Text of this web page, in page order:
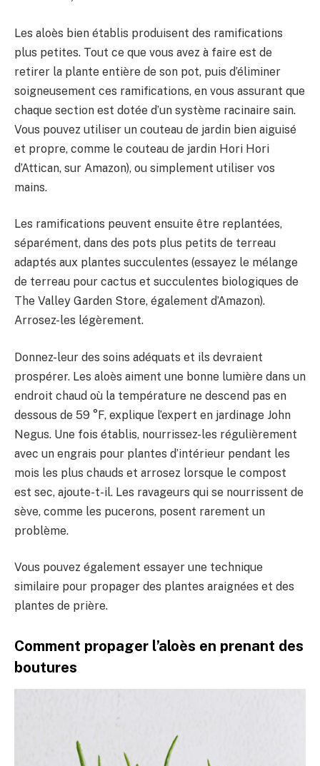
Les aloès bien établis produisent des ramifications
plus petites. Tout ce que vous avez à faire est de
retirer la plante entière de son pot, puis d’éliminer
soigneusement ces ramifications, en vous assurant que
chaque section est dotée d’un système racinaire sain.
Vous pouvez utiliser un couteau de jardin bien aiguisé
et propre, comme le couteau de jardin Hori Hori
d’Attican, sur Amazon), ou simplement utiliser vos
mains.
Les ramifications peuvent ensuite être replantées,
séparément, dans des pots plus petits de terreau
adaptés aux plantes succulentes (essayez le mélange
de terreau pour cactus et succulentes biologiques de
The Valley Garden Store, également d’Amazon).
Arrosez-les légèrement.
Donnez-leur des soins adéquats et ils devraient
prospérer. Les aloès aiment une bonne lumière dans un
endroit chaud où la température ne descend pas en
dessous de 59 °F, explique l’expert en jardinage John
Negus. Une fois établis, nourrissez-les régulièrement
avec un engrais pour plantes d’intérieur pendant les
mois les plus chauds et arrosez lorsque le compost
est sec, ajoute-t-il. Les ravageurs qui se nourrissent de
sève, comme les pucerons, posent rarement un
problème.
Vous pouvez également essayer une technique
similaire pour propager des plantes araignées et des
plantes de prière.
Comment propager l’aloès en prenant des
boutures